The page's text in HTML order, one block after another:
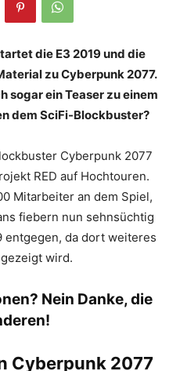
die E3 2019 und die
zu Cyberpunk 2077.
sogar ein Teaser zu einem
dem SciFi-Blockbuster?
Cyberpunk 2077
RED auf Hochtouren.
Mitarbeiter an dem Spiel,
fiebern nun sehnsüchtig
entgegen, da dort weiteres
wird.
Nein Danke, die
Cyberpunk 2077